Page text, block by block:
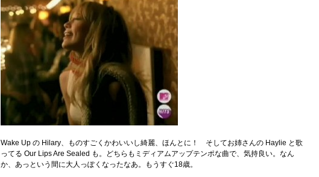
Wake Up の Hilary、ものすごくかわいいし綺麗、ほんとに！ そしてお姉さんの Haylie と歌
ってる Our Lips Are Sealed も。どちらもミディアムアップテンポな曲で、気持良い。なん
か、あっという間に大人っぽくなったなあ。もうすぐ18歳。